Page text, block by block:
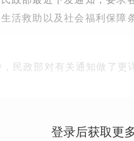
活救助以及社会福利保障
民政部对有关通知做了
登录后获取更